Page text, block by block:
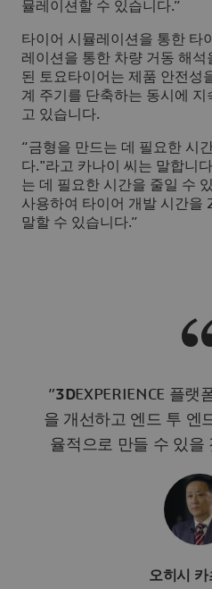
뮬레이션할 수 있습니다.”
타이어 시뮬레이션을 통한 타
레이션을 통한 차량 거동 해석
된 토요타이어는 제품 안전성
계 주기를 단축하는 동시에
고 있습니다.
“금형을 만드는 데 필요한 시
다."라고 카나이 씨는 말합니
는 데 필요한 시간을 줄일 수
사용하여 타이어 개발 시간을
말할 수 있습니다.”
”3DEXPERIENCE 플랫
을 개선하고 엔드 투 엔
율적으로 만들 수 있을
오히시 카